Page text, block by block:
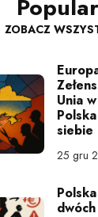
ZOBACZ
Unia
siebie
25 gru